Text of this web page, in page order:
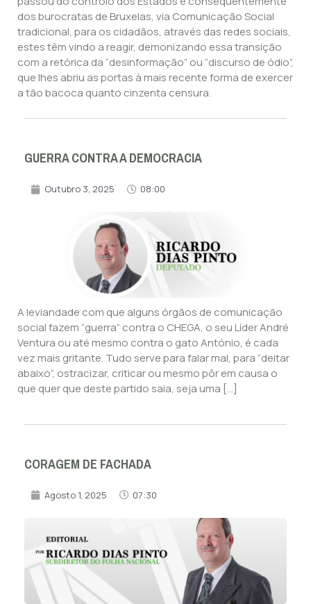
dos burocratas de Bruxelas, via Comunicação Social
tradicional, para os cidadãos, através das redes sociais,
estes têm vindo a reagir, demonizando essa transição
com a retórica da “desinformação” ou “discurso de ódio”,
que lhes abriu as portas à mais recente forma de exercer
a tão bacoca quanto cinzenta censura.
GUERRA CONTRA A DEMOCRACIA
Outubro 3, 2025 08:00
A leviandade com que alguns órgãos de comunicação
social fazem “guerra” contra o CHEGA, o seu Líder André
Ventura ou até mesmo contra o gato António, é cada
vez mais gritante. Tudo serve para falar mal, para “deitar
abaixo”, ostracizar, criticar ou mesmo pôr em causa o
que quer que deste partido saia, seja uma […]
CORAGEM DE FACHADA
Agosto 1, 2025 07:30